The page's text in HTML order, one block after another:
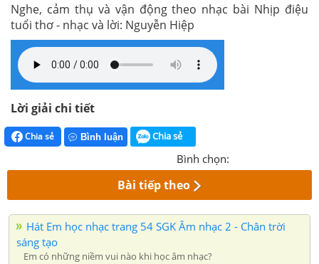
Nghe, cảm thụ và vận động theo nhạc bài Nhịp điệu
tuổi thơ - nhạc và lời: Nguyễn Hiệp
Lời giải chi tiết
Chia sẻ Bình luận Chia sẻ
Bình chọn:
Bài tiếp theo
Hát Em học nhạc trang 54 SGK Âm nhạc 2 - Chân trời
sáng tạo
Em có những niềm vui nào khi học âm nhạc?